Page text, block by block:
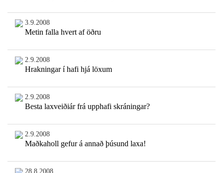
3.9.2008
Metin falla hvert af öðru
2.9.2008
Hrakningar í hafi hjá löxum
2.9.2008
Besta laxveiðiár frá upphafi skráningar?
2.9.2008
Maðkaholl gefur á annað þúsund laxa!
28.8.2008